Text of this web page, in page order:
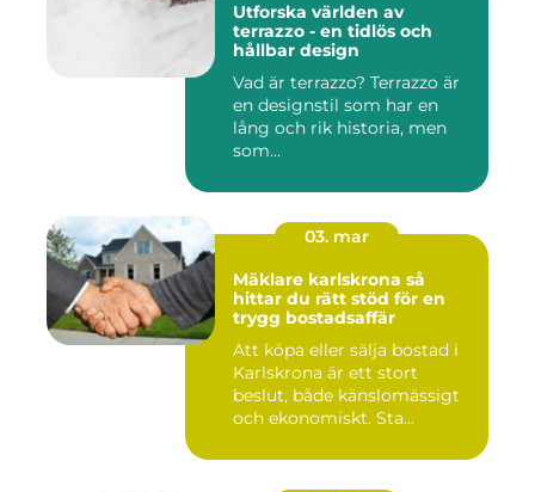
Utforska världen av
terrazzo - en tidlös och
hållbar design
Vad är terrazzo? Terrazzo är
en designstil som har en
lång och rik historia, men
som...
03. mar
Mäklare karlskrona så
hittar du rätt stöd för en
trygg bostadsaffär
Att köpa eller sälja bostad i
Karlskrona är ett stort
beslut, både känslomässigt
och ekonomiskt. Sta...